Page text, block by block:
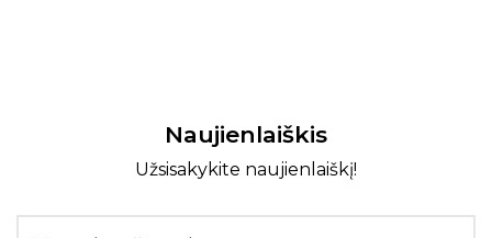
Naujienlaiškis
Užsisakykite naujienlaiškį!